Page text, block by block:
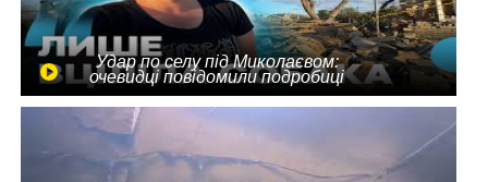
Удар по селу під Миколаєвом:
очевидці повідомили подробиці